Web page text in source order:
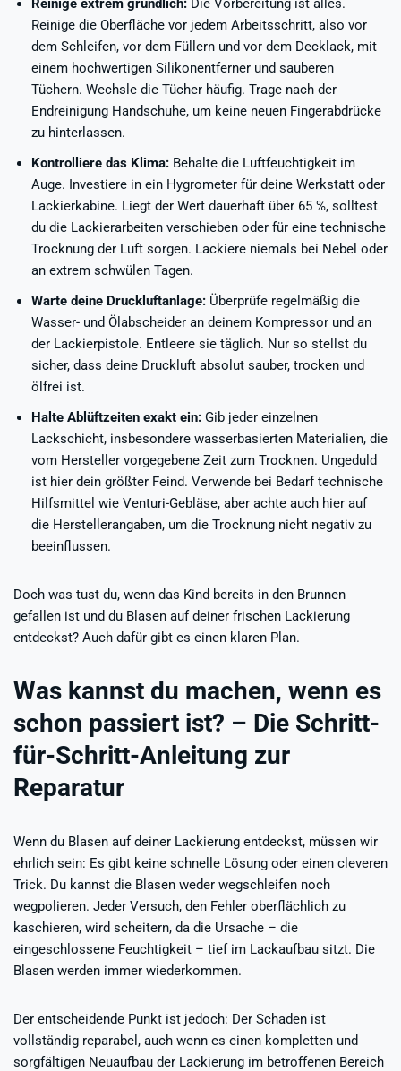
Reinige extrem gründlich: Die Vorbereitung ist alles.
Reinige die Oberfläche vor jedem Arbeitsschritt, also vor
dem Schleifen, vor dem Füllern und vor dem Decklack, mit
einem hochwertigen Silikonentferner und sauberen
Tüchern. Wechsle die Tücher häufig. Trage nach der
Endreinigung Handschuhe, um keine neuen Fingerabdrücke
zu hinterlassen.
Kontrolliere das Klima: Behalte die Luftfeuchtigkeit im
Auge. Investiere in ein Hygrometer für deine Werkstatt oder
Lackierkabine. Liegt der Wert dauerhaft über 65 %, solltest
du die Lackierarbeiten verschieben oder für eine technische
Trocknung der Luft sorgen. Lackiere niemals bei Nebel oder
an extrem schwülen Tagen.
Warte deine Druckluftanlage: Überprüfe regelmäßig die
Wasser- und Ölabscheider an deinem Kompressor und an
der Lackierpistole. Entleere sie täglich. Nur so stellst du
sicher, dass deine Druckluft absolut sauber, trocken und
ölfrei ist.
Halte Ablüftzeiten exakt ein: Gib jeder einzelnen
Lackschicht, insbesondere wasserbasierten Materialien, die
vom Hersteller vorgegebene Zeit zum Trocknen. Ungeduld
ist hier dein größter Feind. Verwende bei Bedarf technische
Hilfsmittel wie Venturi-Gebläse, aber achte auch hier auf
die Herstellerangaben, um die Trocknung nicht negativ zu
beeinflussen.
Doch was tust du, wenn das Kind bereits in den Brunnen
gefallen ist und du Blasen auf deiner frischen Lackierung
entdeckst? Auch dafür gibt es einen klaren Plan.
Was kannst du machen, wenn es
schon passiert ist? – Die Schritt-
für-Schritt-Anleitung zur
Reparatur
Wenn du Blasen auf deiner Lackierung entdeckst, müssen wir
ehrlich sein: Es gibt keine schnelle Lösung oder einen cleveren
Trick. Du kannst die Blasen weder wegschleifen noch
wegpolieren. Jeder Versuch, den Fehler oberflächlich zu
kaschieren, wird scheitern, da die Ursache – die
eingeschlossene Feuchtigkeit – tief im Lackaufbau sitzt. Die
Blasen werden immer wiederkommen.
Der entscheidende Punkt ist jedoch: Der Schaden ist
vollständig reparabel, auch wenn es einen kompletten und
sorgfältigen Neuaufbau der Lackierung im betroffenen Bereich